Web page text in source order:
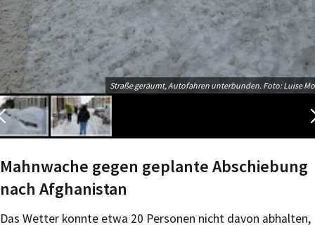
Straße geräumt, Autofahren unterbunden. Foto: Luise
Mahnwache gegen geplante Abschiebung
nach Afghanistan
Das Wetter konnte etwa 20 Personen nicht davon abhalten,